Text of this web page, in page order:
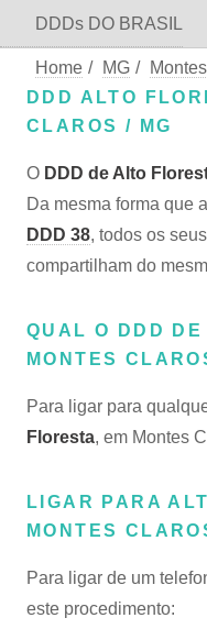
DDDs DO BRASIL
Home / MG /
DDD ALTO
CLAROS / MG
O DDD de Alto
Da mesma forma que
DDD 38, todos os
compartilham do
QUAL O DDD DE
MONTES
Para ligar para
Floresta, em Montes
LIGAR PARA
MONTES
Para ligar de um
este procedimento: